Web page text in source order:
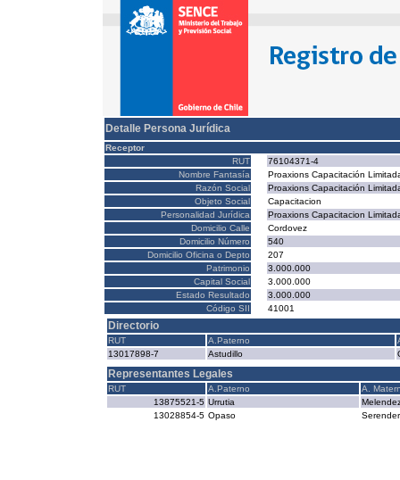
Detalle Persona Jurídica
Receptor
RUT
76104371-4
Nombre Fantasía
Proaxions Capacitación
Razón Social
Proaxions Capacitación
Objeto Social
Capacitacion
Personalidad Jurídica
Proaxions Capacitacion
Domicilio Calle
Cordovez
Domicilio Número
540
Domicilio Oficina o Depto
207
Patrimonio
3.000.000
Capital Social
3.000.000
Estado Resultado
3.000.000
Código SII
41001
Directorio
RUT A.Paterno
13017898-7
Astudillo
Representantes Legales
RUT A.Paterno
A.
13875521-5 Urrutia
13028854-5 Opaso